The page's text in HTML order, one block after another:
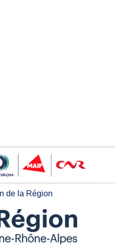
de la Région